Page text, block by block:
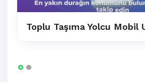
Toplu Taşıma Yolcu Mobil